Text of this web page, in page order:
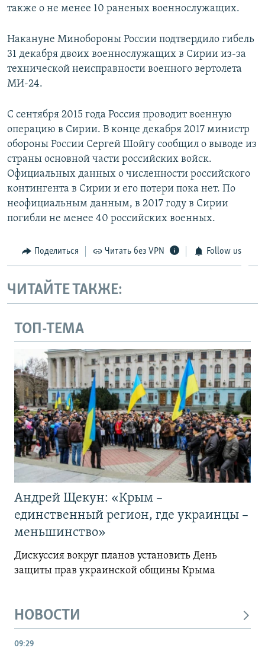
также о не менее 10 раненых военнослужащих.
Накануне Минобороны России подтвердило гибель
31 декабря двоих военнослужащих в Сирии из-за
технической неисправности военного вертолета
МИ-24.
С сентября 2015 года Россия проводит военную
операцию в Сирии. В конце декабря 2017 министр
обороны России Сергей Шойгу сообщил о выводе из
страны основной части российских войск.
Официальных данных о численности российского
контингента в Сирии и его потери пока нет. По
неофициальным данным, в 2017 году в Сирии
погибли не менее 40 российских военных.
Поделиться Читать без VPN Follow us
ЧИТАЙТЕ ТАКЖЕ:
ТОП-ТЕМА
Андрей Щекун: «Крым –
единственный регион, где украинцы –
меньшинство»
Дискуссия вокруг планов установить День
защиты прав украинской общины Крыма
НОВОСТИ
09:29